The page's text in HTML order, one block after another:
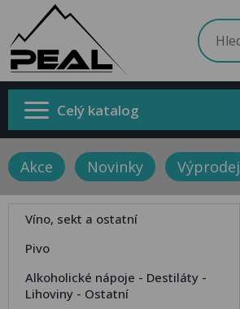
Celý katalog
Akce Novinky Výprodej
Víno, sekt a ostatní
Pivo
Alkoholické nápoje - Destiláty -
Lihoviny - Ostatní